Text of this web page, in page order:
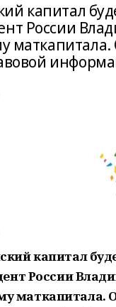
капитал
России
капитал
России
маткапитала.